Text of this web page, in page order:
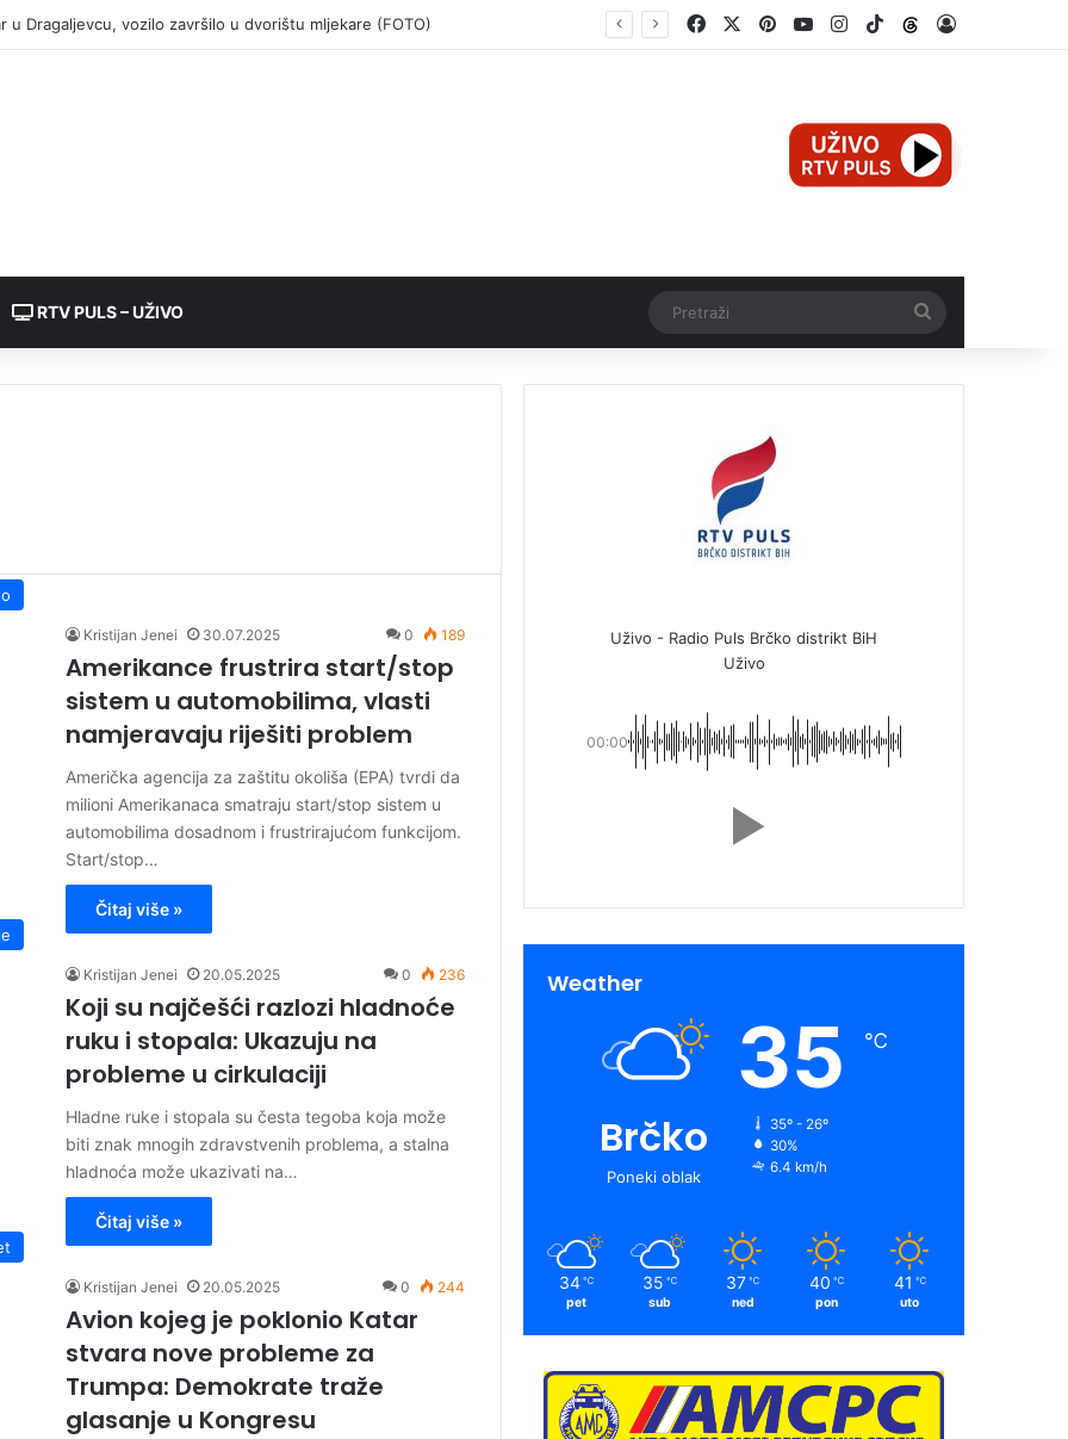
FacebookPinterestYouTubeInstagram
TikTokThreads
RTV PULS – UŽIVO
Kristijan Jenei 30.07.2025 0 189
Amerikance frustrira start/stop
sistem u automobilima, vlasti
namjeravaju riješiti problem
Američka agencija za zaštitu okoliša (EPA) tvrdi da
milioni Amerikanaca smatraju start/stop sistem u
automobilima dosadnom i frustrirajućom funkcijom.
Start/stop…
Čitaj više »
Kristijan Jenei 20.05.2025 0 236
Koji su najčešći razlozi hladnoće
ruku i stopala: Ukazuju na
probleme u cirkulaciji
Hladne ruke i stopala su česta tegoba koja može
biti znak mnogih zdravstvenih problema, a stalna
hladnoća može ukazivati na…
Čitaj više »
Kristijan Jenei 20.05.2025 0 244
Avion kojeg je poklonio Katar
stvara nove probleme za
Trumpa: Demokrate traže
glasanje u Kongresu
Uživo - Radio Puls Brčko distrikt BiH
Uživo
00:00
Weather
Brčko
Poneki oblak
35 ℃
35º - 26º
30%
6.4 km/h
34 ℃
pet
35 ℃
sub
37 ℃
ned
40 ℃
pon
41 ℃
uto